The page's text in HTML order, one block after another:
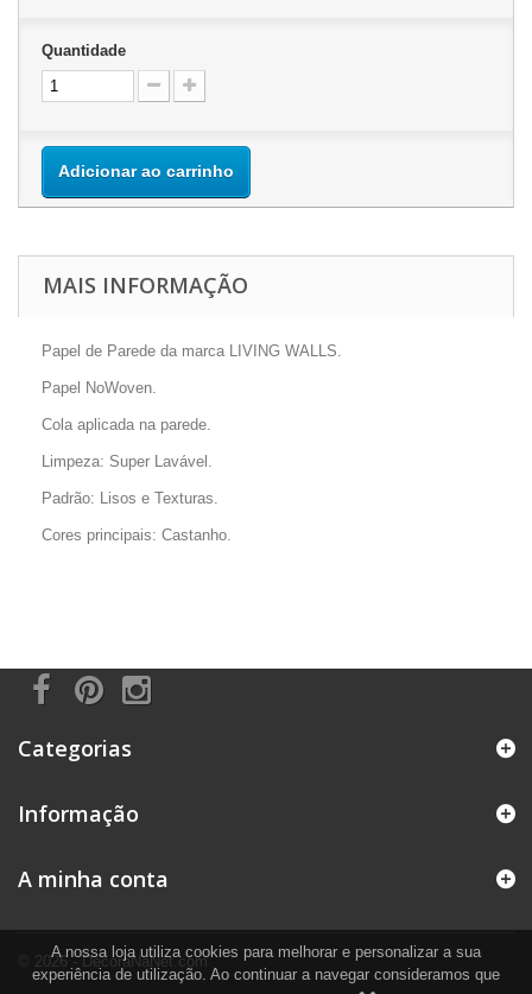
Quantidade
Adicionar ao carrinho
MAIS INFORMAÇÃO
Papel de Parede da marca LIVING WALLS.
Papel NoWoven.
Cola aplicada na parede.
Limpeza: Super Lavável.
Padrão: Lisos e Texturas.
Cores principais: Castanho.
Categorias
Informação
© 2026 - DecoraNaNet.com
A minha conta
A nossa loja utiliza cookies para melhorar e personalizar a sua
experiência de utilização. Ao continuar a navegar consideramos que